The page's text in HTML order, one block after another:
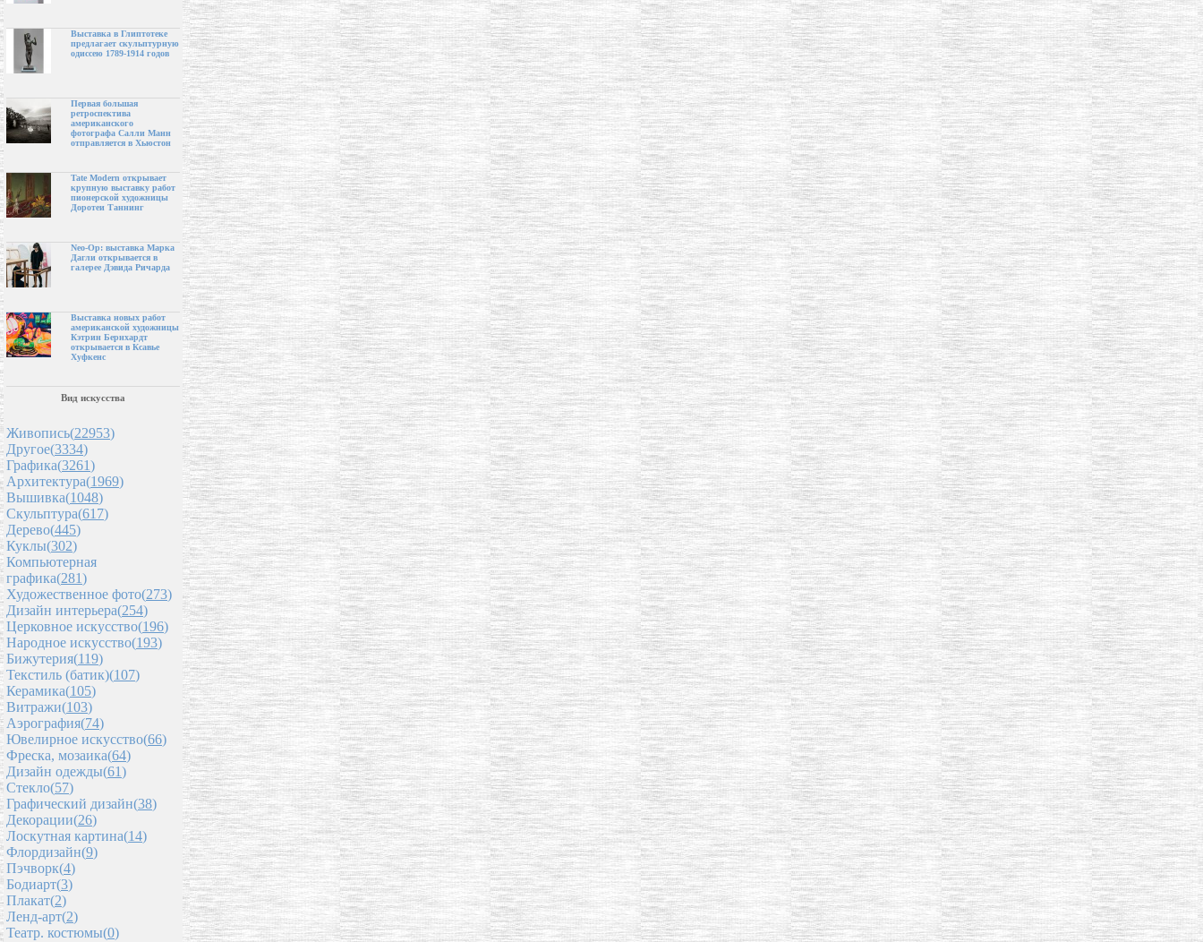
Выставка в Глиптотеке
предлагает скульптурную
одиссею 1789-1914 годов
Первая большая
ретроспектива
американского
фотографа Салли Манн
отправляется в Хьюстон
Tate Modern открывает
крупную выставку работ
пионерской художницы
Доротеи Таннинг
Neo-Op: выставка Марка
Дагли открывается в
галерее Дэвида Ричарда
Выставка новых работ
американской художницы
Кэтрин Бернхардт
открывается в Ксавье
Хуфкенс
Вид искусства
Живопись(22953)
Другое(3334)
Графика(3261)
Архитектура(1969)
Вышивка(1048)
Скульптура(617)
Дерево(445)
Куклы(302)
Компьютерная
графика(281)
Художественное фото(273)
Дизайн интерьера(254)
Церковное искусство(196)
Народное искусство(193)
Бижутерия(119)
Текстиль (батик)(107)
Керамика(105)
Витражи(103)
Аэрография(74)
Ювелирное искусство(66)
Фреска, мозаика(64)
Дизайн одежды(61)
Стекло(57)
Графический дизайн(38)
Декорации(26)
Лоскутная картина(14)
Флордизайн(9)
Пэчворк(4)
Бодиарт(3)
Плакат(2)
Ленд-арт(2)
Театр. костюмы(0)